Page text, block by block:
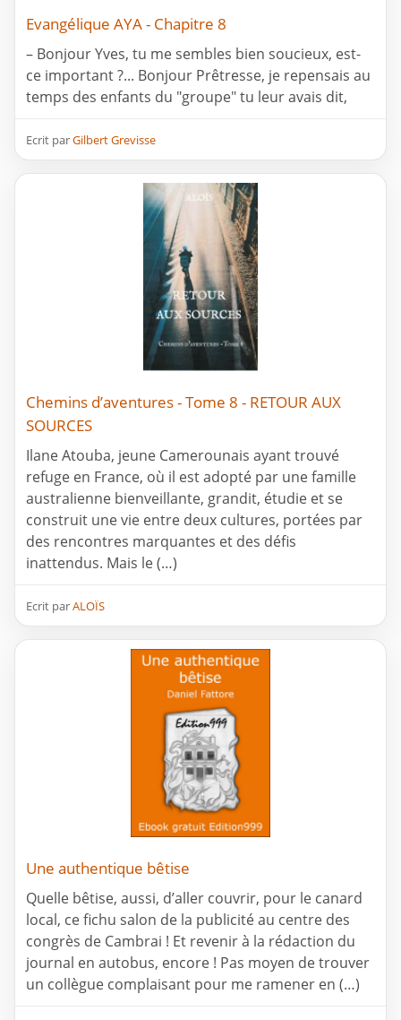
Evangélique AYA - Chapitre 8
– Bonjour Yves, tu me sembles bien soucieux, est-
ce important ?... Bonjour Prêtresse, je repensais au
temps des enfants du "groupe" tu leur avais dit,
Ecrit parGilbert Grevisse
Chemins d’aventures - Tome 8 - RETOUR AUX
SOURCES
Ilane Atouba, jeune Camerounais ayant trouvé
refuge en France, où il est adopté par une famille
australienne bienveillante, grandit, étudie et se
construit une vie entre deux cultures, portées par
des rencontres marquantes et des défis
inattendus. Mais le (…)
Ecrit parALOÏS
Une authentique bêtise
Quelle bêtise, aussi, d’aller couvrir, pour le canard
local, ce fichu salon de la publicité au centre des
congrès de Cambrai ! Et revenir à la rédaction du
journal en autobus, encore ! Pas moyen de trouver
un collègue complaisant pour me ramener en (…)